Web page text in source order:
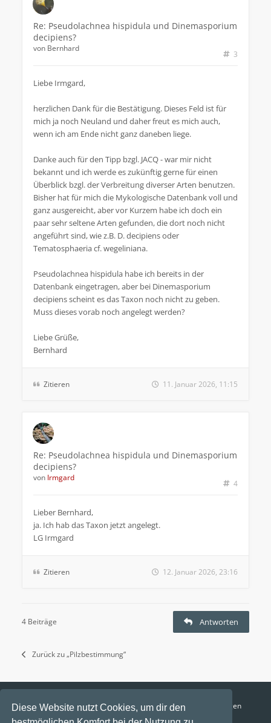
Diese Website nutzt Cookies, um dir den
Re: Pseudolachnea hispidula und Dinemasporium
decipiens?
3
von Bernhard
Liebe Irmgard,
herzlichen Dank für die Bestätigung. Dieses Feld ist für
mich ja noch Neuland und daher freut es mich auch,
wenn ich am Ende nicht ganz daneben liege.
Danke auch für den Tipp bzgl. JACQ - war mir nicht
bekannt und ich werde es zukünftig gerne für einen
Überblick bzgl. der Verbreitung diverser Arten benutzen.
Bisher hat für mich die Mykologische Datenbank voll und
ganz ausgereicht, aber vor Kurzem habe ich doch ein
paar sehr seltene Arten gefunden, die dort noch nicht
angeführt sind, wie z.B. D. decipiens oder
Tematosphaeria cf. wegeliniana.
Pseudolachnea hispidula habe ich bereits in der
Datenbank eingetragen, aber bei Dinemasporium
decipiens scheint es das Taxon noch nicht zu geben.
Muss dieses vorab noch angelegt werden?
Liebe Grüße,
Bernhard
Zitieren 11. Januar 2026, 11:15
Re: Pseudolachnea hispidula und Dinemasporium
decipiens?
4
von Irmgard
Lieber Bernhard,
ja. Ich hab das Taxon jetzt angelegt.
LG Irmgard
Zitieren 12. Januar 2026, 23:16
4 Beiträge Antworten
Zurück zu „Pilzbestimmung“
Funga Austria FAQ Datenschutz
Nutzungsbedingungen